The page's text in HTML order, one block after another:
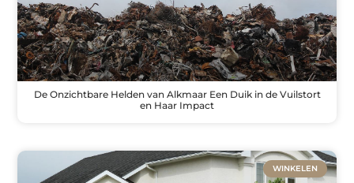
De Onzichtbare Helden van Alkmaar Een Duik in de Vuilstort
en Haar Impact
WINKELEN